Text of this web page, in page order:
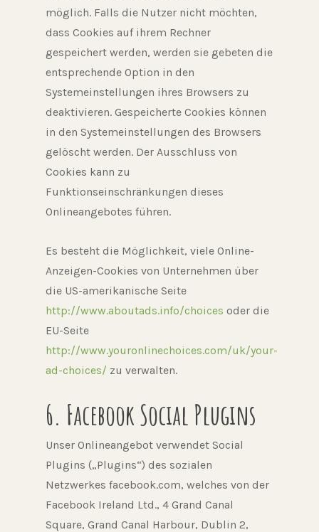
möglich. Falls die Nutzer nicht möchten,
dass Cookies auf ihrem Rechner
gespeichert werden, werden sie gebeten die
entsprechende Option in den
Systemeinstellungen ihres Browsers zu
deaktivieren. Gespeicherte Cookies können
in den Systemeinstellungen des Browsers
gelöscht werden. Der Ausschluss von
Cookies kann zu
Funktionseinschränkungen dieses
Onlineangebotes führen.
Es besteht die Möglichkeit, viele Online-
Anzeigen-Cookies von Unternehmen über
die US-amerikanische Seite
http://www.aboutads.info/choices oder die
EU-Seite
http://www.youronlinechoices.com/uk/your-
ad-choices/ zu verwalten.
6. Facebook Social Plugins
Unser Onlineangebot verwendet Social
Plugins („Plugins“) des sozialen
Netzwerkes facebook.com, welches von der
Facebook Ireland Ltd., 4 Grand Canal
Square, Grand Canal Harbour, Dublin 2,